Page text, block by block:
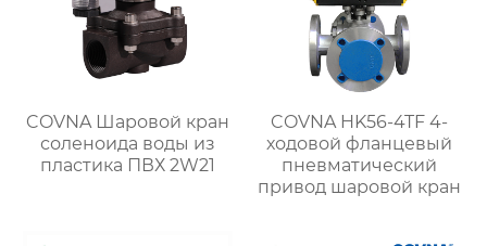
COVNA Шаровой кран
соленоида воды из
пластика ПВХ 2W21
COVNA HK56-4TF 4-
ходовой фланцевый
пневматический
привод шаровой кран